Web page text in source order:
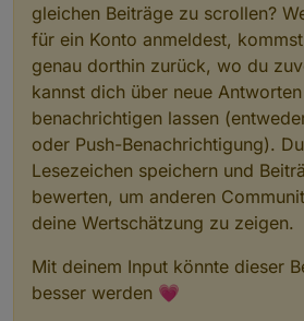
gleichen Beiträge zu scrollen?
für ein Konto anmeldest,
genau dorthin zurück, wo du
kannst dich über neue Antworten
benachrichtigen lassen
oder Push-Benachrichtigung).
Lesezeichen speichern und
bewerten, um anderen
deine Wertschätzung zu zeigen.
Mit deinem Input könnte dieser
besser werden 💗